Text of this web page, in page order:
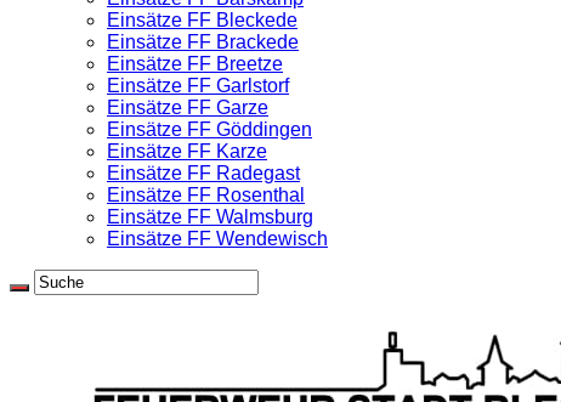
Einsätze FF Bleckede
Einsätze FF Brackede
Einsätze FF Breetze
Einsätze FF Garlstorf
Einsätze FF Garze
Einsätze FF Göddingen
Einsätze FF Karze
Einsätze FF Radegast
Einsätze FF Rosenthal
Einsätze FF Walmsburg
Einsätze FF Wendewisch